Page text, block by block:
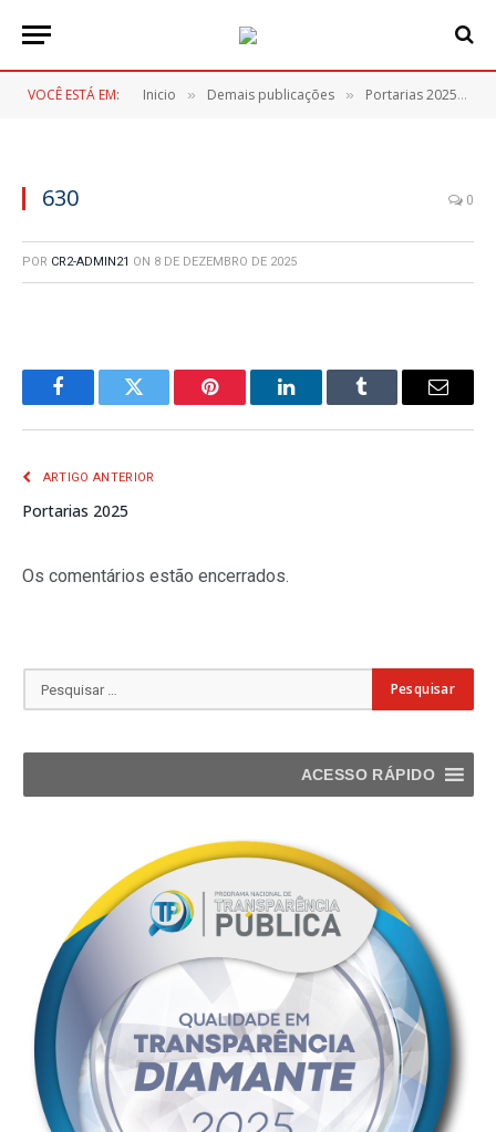
VOCÊ ESTÁ EM: Inicio » Demais publicações » Portarias 2025
630 0
POR CR2-ADMIN21 ON 8 DE DEZEMBRO DE 2025
FacebookTwitter Pinterest LinkedInTumblr
E-
ARTIGO ANTERIOR
Portarias 2025
Os comentários estão encerrados.
ACESSO RÁPIDO